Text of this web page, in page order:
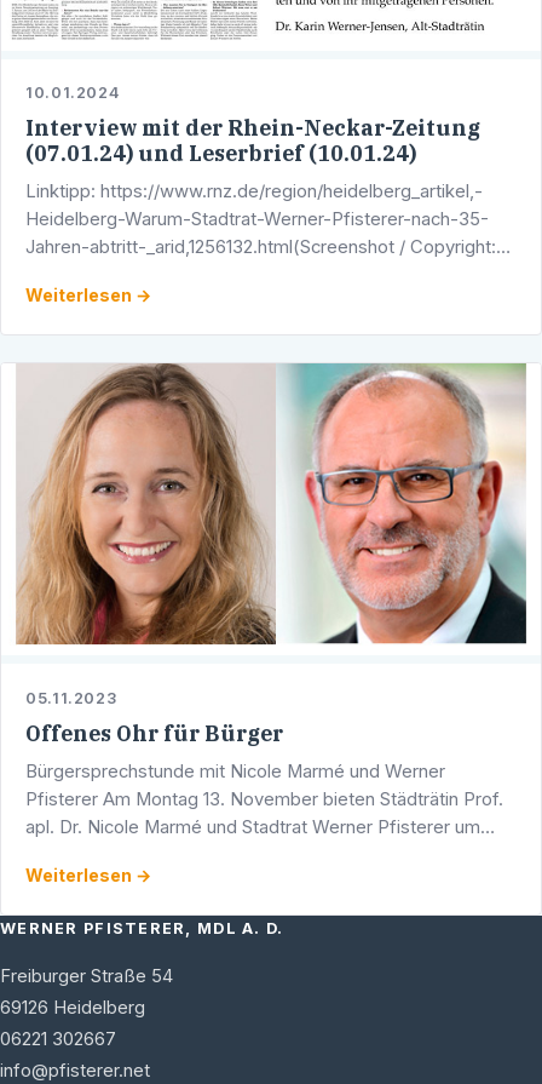
10.01.2024
Interview mit der Rhein-Neckar-Zeitung
(07.01.24) und Leserbrief (10.01.24)
Linktipp: https://www.rnz.de/region/heidelberg_artikel,-
Heidelberg-Warum-Stadtrat-Werner-Pfisterer-nach-35-
Jahren-abtritt-_arid,1256132.html(Screenshot / Copyright:
Weiterlesen →
05.11.2023
Offenes Ohr für Bürger
Bürgersprechstunde mit Nicole Marmé und Werner
Pfisterer Am Montag 13. November bieten Städträtin Prof.
apl. Dr. Nicole Marmé und Stadtrat Werner Pfisterer um
…
Weiterlesen →
WERNER PFISTERER, MDL A. D.
Freiburger Straße 54
69126 Heidelberg
06221 302667
info@pfisterer.net